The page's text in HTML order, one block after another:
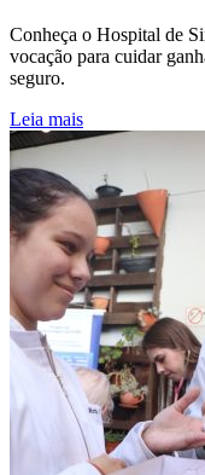
Conheça o Hospital de
vocação para cuidar
seguro.
Leia mais